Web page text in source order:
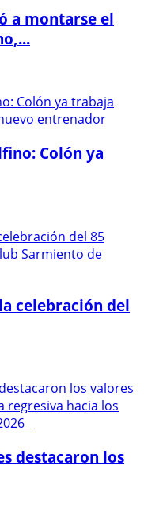
a montarse el
Colón ya
celebración del
destacaron los